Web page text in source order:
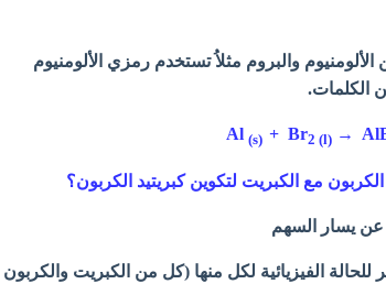
الألومنيوم والبروم مثلاُ تستخدم رمزي الألومنيوم
الكلمات.
Al (s)+ Br2 (l) →
مع الكبريت لتكوين كبريتيد الكربون؟
عن يسار السهم
الفيزيائية لكل منها (كل من الكبريت والكربون